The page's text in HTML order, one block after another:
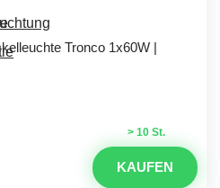
Tronco 1x60W |
> 10 St.
KAUFEN